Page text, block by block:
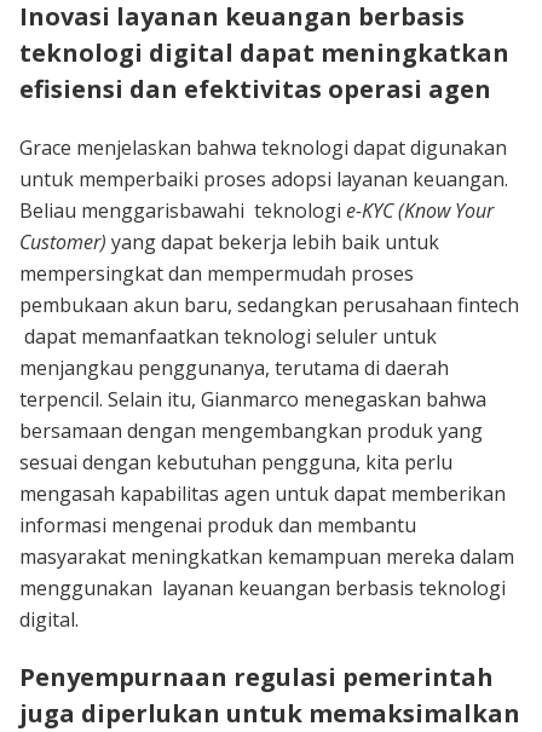
Inovasi layanan keuangan berbasis
teknologi digital dapat meningkatkan
efisiensi dan efektivitas operasi agen
Grace menjelaskan bahwa teknologi dapat digunakan
untuk memperbaiki proses adopsi layanan keuangan.
Beliau menggarisbawahi teknologi e-KYC (Know Your
Customer) yang dapat bekerja lebih baik untuk
mempersingkat dan mempermudah proses
pembukaan akun baru, sedangkan perusahaan fintech
dapat memanfaatkan teknologi seluler untuk
menjangkau penggunanya, terutama di daerah
terpencil. Selain itu, Gianmarco menegaskan bahwa
bersamaan dengan mengembangkan produk yang
sesuai dengan kebutuhan pengguna, kita perlu
mengasah kapabilitas agen untuk dapat memberikan
informasi mengenai produk dan membantu
masyarakat meningkatkan kemampuan mereka dalam
menggunakan layanan keuangan berbasis teknologi
digital.
Penyempurnaan regulasi pemerintah
juga diperlukan untuk memaksimalkan